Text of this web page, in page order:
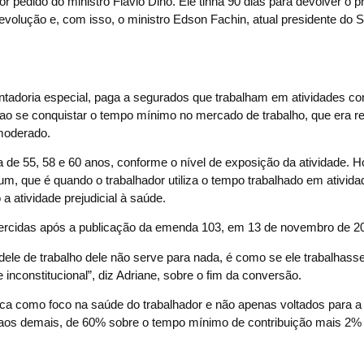
e, com isso, o ministro Edson Fachin, atual presidente do
especial, paga a segurados que trabalham em atividades
se conquistar o tempo mínimo no mercado de trabalho, que era
55, 58 e 60 anos, conforme o nível de exposição da atividade.
que é quando o trabalhador utiliza o tempo trabalhado em
atividade prejudicial à saúde.
após a publicação da emenda 103, em 13 de novembro de
de trabalho dele não serve para nada, é como se ele
diz Adriane, sobre o fim da conversão.
como foco na saúde do trabalhador e não apenas voltados para
demais, de 60% sobre o tempo mínimo de contribuição mais